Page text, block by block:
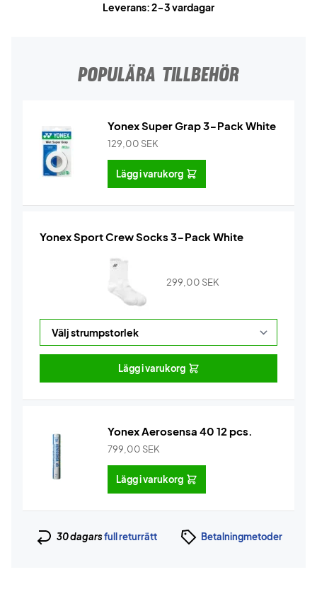
Leverans: 2-3 vardagar
POPULÄRA TILLBEHÖR
Yonex Super Grap 3-Pack White
129,00 SEK
Lägg i varukorg
Yonex Sport Crew Socks 3-Pack White
299,00 SEK
Lägg i varukorg
Yonex Aerosensa 40 12 pcs.
799,00 SEK
Lägg i varukorg
30 dagarsfull returrätt Betalningmetoder